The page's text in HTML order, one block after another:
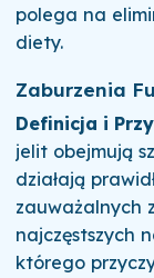
polega na
diety.
Zaburzenia
Definicja i
jelit obejmują
działają
zauważalnych
najczęstszych
którego